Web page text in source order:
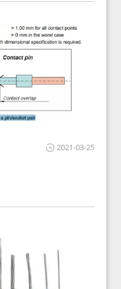
2021-03-25